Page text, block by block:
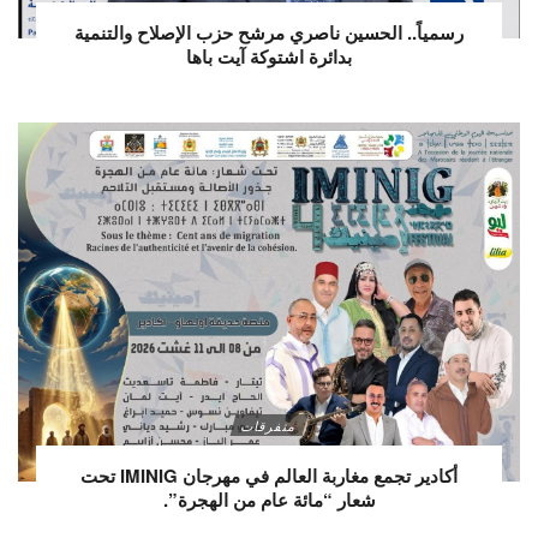
رسمياً.. الحسين ناصري مرشح حزب الإصلاح والتنمية
بدائرة اشتوكة آيت باها
متفرقات
أكادير تجمع مغاربة العالم في مهرجان IMINIG تحت
شعار “مائة عام من الهجرة”.